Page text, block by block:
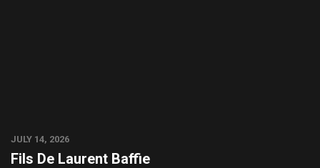
JULY 14, 2026
Fils De Laurent Baffie